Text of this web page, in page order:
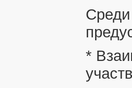
Среди
*